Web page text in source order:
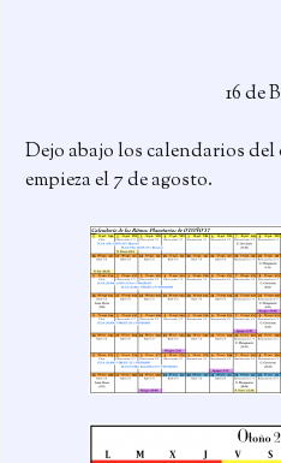
16 de
Dejo abajo los calendarios del
empieza el 7 de agosto.